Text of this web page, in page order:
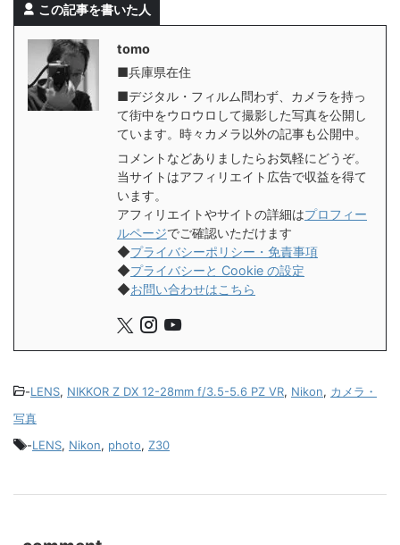
この記事を書いた人
tomo
■兵庫県在住
■デジタル・フィルム問わず、カメラを持っ
て街中をウロウロして撮影した写真を公開し
ています。時々カメラ以外の記事も公開中。
コメントなどありましたらお気軽にどうぞ。
当サイトはアフィリエイト広告で収益を得て
います。
アフィリエイトやサイトの詳細はプロフィー
ルページでご確認いただけます
◆プライバシーポリシー・免責事項
◆プライバシーと Cookie の設定
◆お問い合わせはこちら
-LENS, NIKKOR Z DX 12-28mm f/3.5-5.6 PZ VR, Nikon, カメラ・
写真
-LENS, Nikon, photo, Z30